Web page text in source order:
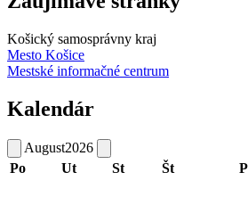
Košický samosprávny kraj
Mesto Košice
Mestské informačné centrum
Kalendár
August2026
Po
Ut St Št